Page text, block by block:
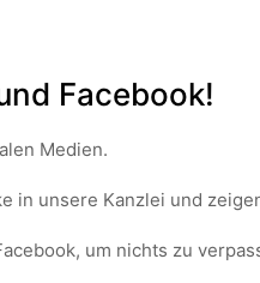
Facebook!
Medien.
in unsere Kanzlei und
um nichts zu